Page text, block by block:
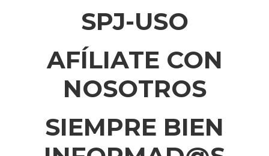
SPJ-USO
AFÍLIATE CON
NOSOTROS
SIEMPRE BIEN